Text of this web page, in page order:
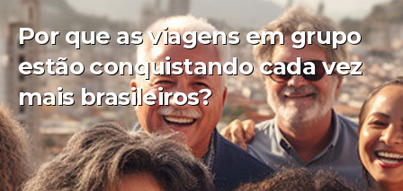
Por que as viagens em grupo
estão conquistando cada vez
mais brasileiros?